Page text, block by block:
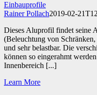
Einbauprofile
Rainer Pollach2019-02-
Dieses Aluprofil findet seine
(Beleuchtung von
und sehr belastbar. Die
können so eingerahmt
Innenbereich [...]
Learn More